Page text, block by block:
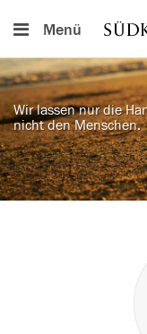
Menü
Wir lassen nur die
nicht den Menschen.